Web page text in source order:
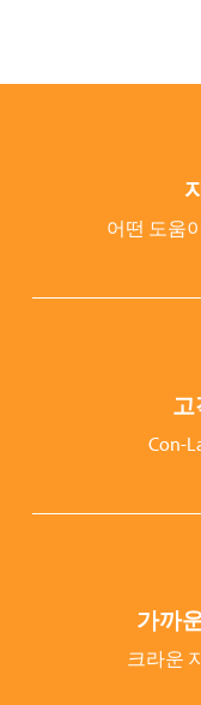
어떤 도움
고
Con-
가까
크라운